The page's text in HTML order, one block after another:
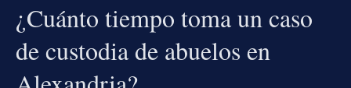
¿Cuánto tiempo toma un caso
de custodia de abuelos en